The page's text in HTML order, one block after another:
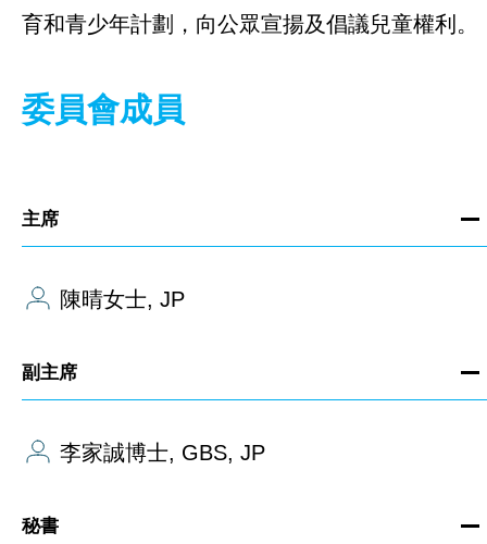
育和青少年計劃，向公眾宣揚及倡議兒童權利。
委員會成員
主席
陳晴女士, JP
副主席
李家誠博士, GBS, JP
秘書